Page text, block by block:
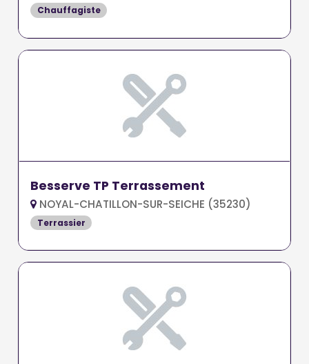
Chauffagiste
Besserve TP Terrassement
NOYAL-CHATILLON-SUR-SEICHE (35230)
Terrassier